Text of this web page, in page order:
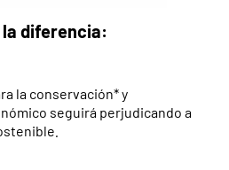
diferencia:
la conservación* y
seguirá perjudicando a